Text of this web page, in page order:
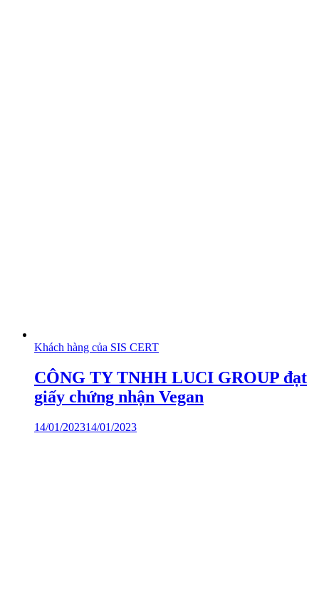
Khách hàng của SIS CERT
CÔNG TY TNHH LUCI GROUP đạt
giấy chứng nhận Vegan
14/01/202314/01/2023